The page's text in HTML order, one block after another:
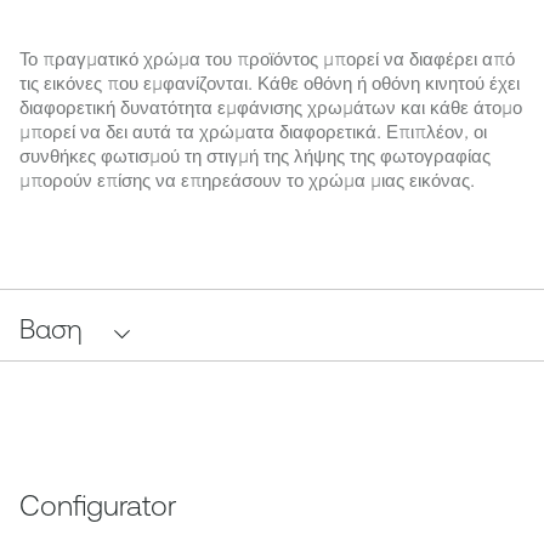
Το πραγματικό χρώμα του προϊόντος μπορεί να διαφέρει από
τις εικόνες που εμφανίζονται. Κάθε οθόνη ή οθόνη κινητού έχει
διαφορετική δυνατότητα εμφάνισης χρωμάτων και κάθε άτομο
μπορεί να δει αυτά τα χρώματα διαφορετικά. Επιπλέον, οι
συνθήκες φωτισμού τη στιγμή της λήψης της φωτογραφίας
μπορούν επίσης να επηρεάσουν το χρώμα μιας εικόνας.
Βαση
Configurator